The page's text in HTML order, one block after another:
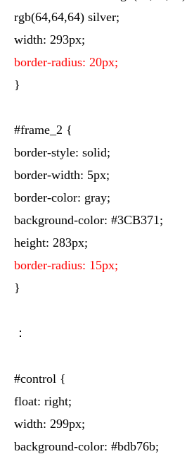
rgb(64,64,64) silver;
width: 293px;
border-radius: 20px;
}
#frame_2 {
border-style: solid;
border-width: 5px;
border-color: gray;
background-color: #3CB371;
height: 283px;
border-radius: 15px;
}
：
#control {
float: right;
width: 299px;
background-color: #bdb76b;